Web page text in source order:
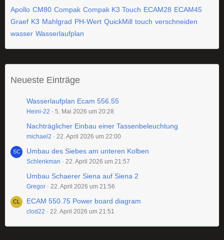
Apollo CM80 Compak Compak K3 Touch ECAM28 ECAM45
Graef K3 Mahlgrad PH-Wert QuickMill touch verschneiden
wasser Wasserlaufplan
Neueste Einträge
Wasserlaufplan Ecam 556.55
Heini-22 5. Mai 2026 um 20:28
Nachträglicher Einbau einer Tassenbeleuchtung
michael2 22. April 2026 um 22:00
Umbau des Siebes am unteren Kolben
Schlenkman 22. April 2026 um 21:57
Umbau Schaerer Siena auf Siena 2
Gregor 22. April 2026 um 21:56
ECAM 550.75 Power board diagram
clod22 22. April 2026 um 21:51